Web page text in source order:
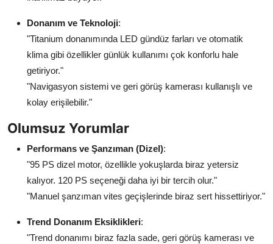
Donanım ve Teknoloji:
"Titanium donanımında LED gündüz farları ve otomatik
klima gibi özellikler günlük kullanımı çok konforlu hale
getiriyor."
"Navigasyon sistemi ve geri görüş kamerası kullanışlı ve
kolay erişilebilir."
Olumsuz Yorumlar
Performans ve Şanzıman (Dizel):
"95 PS dizel motor, özellikle yokuşlarda biraz yetersiz
kalıyor. 120 PS seçeneği daha iyi bir tercih olur."
"Manuel şanzıman vites geçişlerinde biraz sert hissettiriyor."
Trend Donanım Eksiklikleri:
"Trend donanımı biraz fazla sade, geri görüş kamerası ve